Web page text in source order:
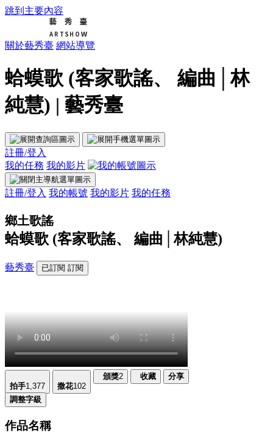
跳到主要內容
關於藝秀臺 網站導覽
蛤蟆歌 (客家歌謠、 編曲│林
純慧) | 藝秀臺
註冊/登入
我的任務 我的影片
註冊/登入 我的帳號 我的影片 我的任務
鄉土歌謠
蛤蟆歌 (客家歌謠、 編曲│林純慧)
藝秀臺 已訂閱 訂閱
拍手1,377 撒花102
頒獎2 收藏 分享
調整字級
作品名稱